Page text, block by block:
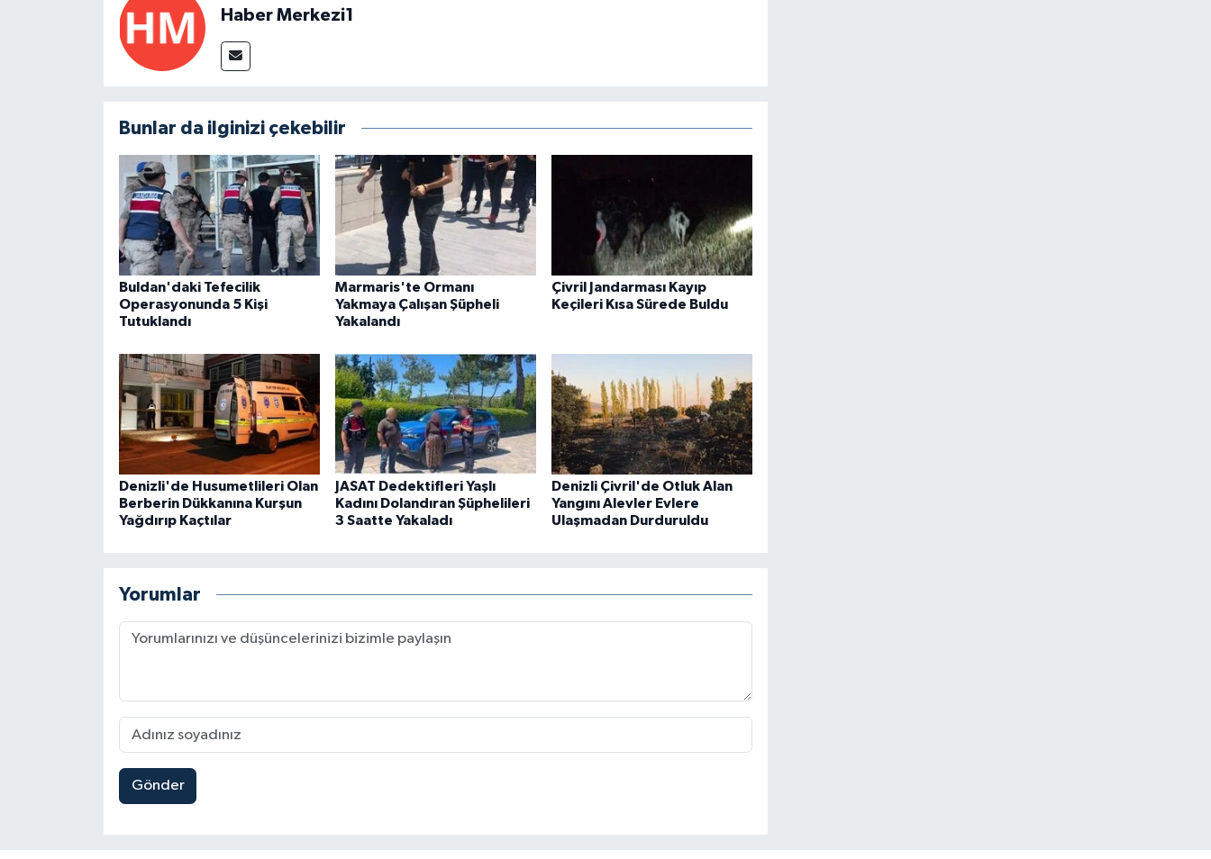
Haber Merkezi1
Bunlar da ilginizi çekebilir
Buldan'daki Tefecilik
Operasyonunda 5 Kişi
Tutuklandı
Marmaris'te Ormanı
Yakmaya Çalışan Şüpheli
Yakalandı
Çivril Jandarması Kayıp
Keçileri Kısa Sürede Buldu
Denizli'de Husumetlileri Olan
Berberin Dükkanına Kurşun
Yağdırıp Kaçtılar
JASAT Dedektifleri Yaşlı
Kadını Dolandıran Şüphelileri
3 Saatte Yakaladı
Denizli Çivril'de Otluk Alan
Yangını Alevler Evlere
Ulaşmadan Durduruldu
Yorumlar
Gönder